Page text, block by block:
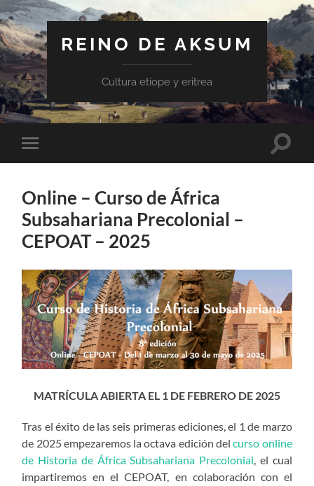
REINO DE AKSUM
Cultura etíope y eritrea
Alternar
el
móvil
Online – Curso de África
Subsahariana Precolonial –
CEPOAT – 2025
MATRÍCULA ABIERTA EL 1 DE FEBRERO DE 2025
Tras el éxito de las seis primeras ediciones, el 1 de marzo
de 2025 empezaremos la octava edición delcurso online
de Historia de África Subsahariana Precolonial, el cual
impartiremos en el CEPOAT, en colaboración con el